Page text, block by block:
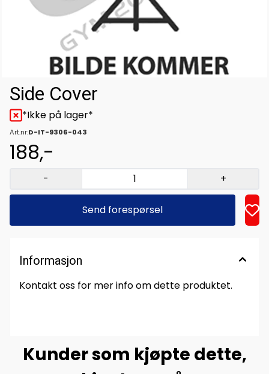
Side Cover
*Ikke på lager*
Art.nr:D-IT-9306-043
188,-
- +
Send forespørsel
Informasjon
Kontakt oss for mer info om dette produktet.
Kunder som kjøpte dette,